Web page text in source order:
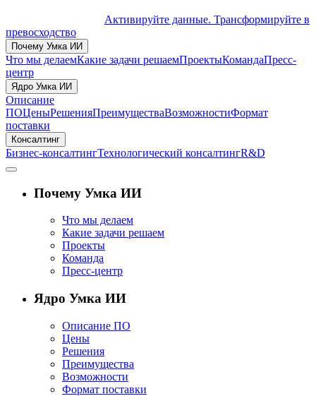
Активируйте данные. Трансформируйте в
превосходство
Почему Умка ИИ
Что мы делаемКакие задачи решаемПроектыКомандаПресс-
центр
Ядро Умка ИИ
Описание
ПОЦеныРешенияПреимуществаВозможностиФормат
поставки
Консалтинг
Бизнес-консалтингТехнологический консалтингR&D
Почему Умка ИИ
Что мы делаем
Какие задачи решаем
Проекты
Команда
Пресс-центр
Ядро Умка ИИ
Описание ПО
Цены
Решения
Преимущества
Возможности
Формат поставки